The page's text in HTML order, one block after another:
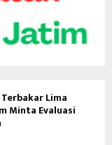
Lima
Minta Evaluasi